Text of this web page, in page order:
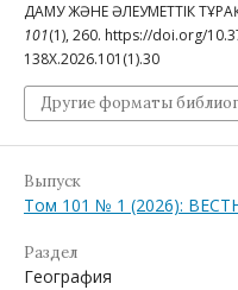
ДАМУ ЖӘНЕ ӘЛЕУМЕТТІК
101(1), 260. https://doi.org/
138X.2026.101(1).30
Другие форматы
Выпуск
Том 101 № 1 (2026):
Раздел
География